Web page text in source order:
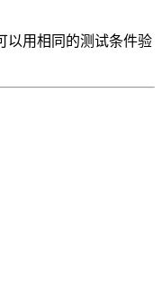
以用相同的测试条件验